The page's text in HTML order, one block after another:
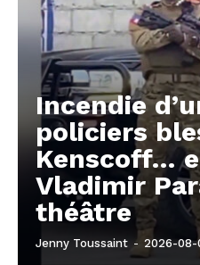
Incendie
policiers
Kenscoff…
Vladimir
théâtre
Jenny Toussaint - 2026-08-